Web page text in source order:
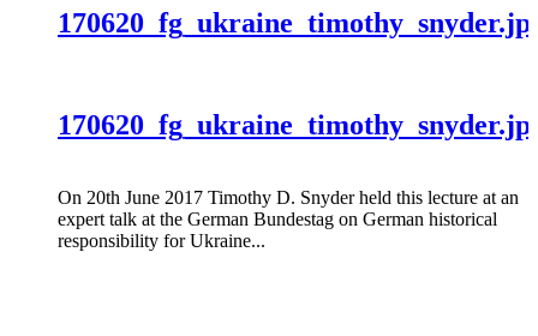
On 20th June 2017 Timothy D. Snyder held this lecture at an
expert talk at the German Bundestag on German historical
responsibility for Ukraine...